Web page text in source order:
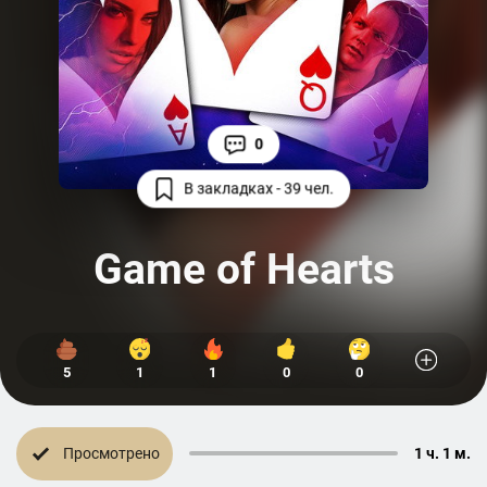
В закладках - 39 чел.
0
Game of Hearts
5 1 1 0 0
Просмотрено 1 ч. 1 м.